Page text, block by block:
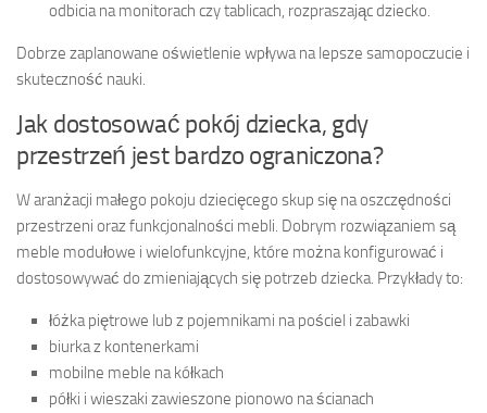
odbicia na monitorach czy tablicach, rozpraszając dziecko.
Dobrze zaplanowane oświetlenie wpływa na lepsze samopoczucie i
skuteczność nauki.
Jak dostosować pokój dziecka, gdy
przestrzeń jest bardzo ograniczona?
W aranżacji małego pokoju dziecięcego skup się na oszczędności
przestrzeni oraz funkcjonalności mebli. Dobrym rozwiązaniem są
meble modułowe i wielofunkcyjne, które można konfigurować i
dostosowywać do zmieniających się potrzeb dziecka. Przykłady to:
łóżka piętrowe lub z pojemnikami na pościel i zabawki
biurka z kontenerkami
mobilne meble na kółkach
półki i wieszaki zawieszone pionowo na ścianach